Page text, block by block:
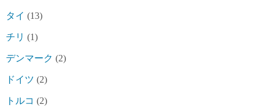
タイ (13)
チリ (1)
デンマーク (2)
ドイツ (2)
トルコ (2)